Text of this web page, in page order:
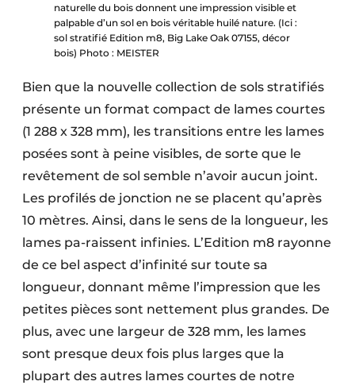
naturelle du bois donnent une impression visible et
palpable d’un sol en bois véritable huilé nature. (Ici :
sol stratifié Edition m8, Big Lake Oak 07155, décor
bois) Photo : MEISTER
Bien que la nouvelle collection de sols stratifiés
présente un format compact de lames courtes
(1 288 x 328 mm), les transitions entre les lames
posées sont à peine visibles, de sorte que le
revêtement de sol semble n’avoir aucun joint.
Les profilés de jonction ne se placent qu’après
10 mètres. Ainsi, dans le sens de la longueur, les
lames pa-raissent infinies. L’Edition m8 rayonne
de ce bel aspect d’infinité sur toute sa
longueur, donnant même l’impression que les
petites pièces sont nettement plus grandes. De
plus, avec une largeur de 328 mm, les lames
sont presque deux fois plus larges que la
plupart des autres lames courtes de notre